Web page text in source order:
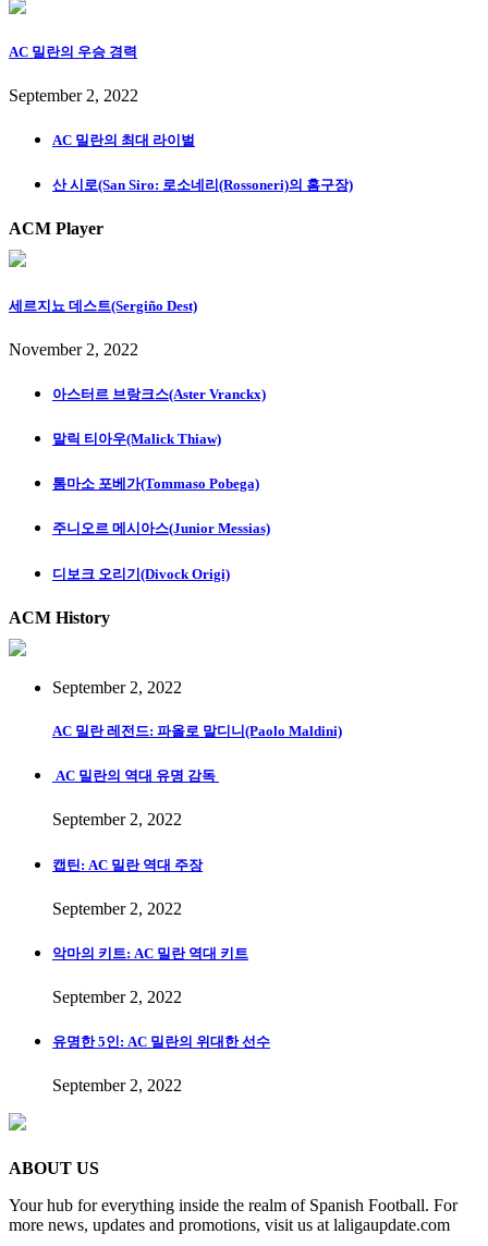
AC 밀란의 우승 경력
September 2, 2022
AC 밀란의 최대 라이벌
산 시로(San Siro: 로소네리(Rossoneri)의 홈구장)
ACM Player
세르지뇨 데스트(Sergiño Dest)
November 2, 2022
아스터르 브랑크스(Aster Vranckx)
말릭 티아우(Malick Thiaw)
톰마소 포베가(Tommaso Pobega)
주니오르 메시아스(Junior Messias)
디보크 오리기(Divock Origi)
ACM History
September 2, 2022
AC 밀란 레전드: 파올로 말디니(Paolo Maldini)
AC 밀란의 역대 유명 감독
September 2, 2022
캡틴: AC 밀란 역대 주장
September 2, 2022
악마의 키트: AC 밀란 역대 키트
September 2, 2022
유명한 5인: AC 밀란의 위대한 선수
September 2, 2022
ABOUT US
Your hub for everything inside the realm of Spanish Football. For
more news, updates and promotions, visit us at laligaupdate.com